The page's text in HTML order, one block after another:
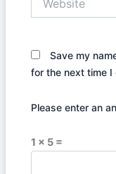
Save my
for the next time I
Please enter an
1 × 5 =